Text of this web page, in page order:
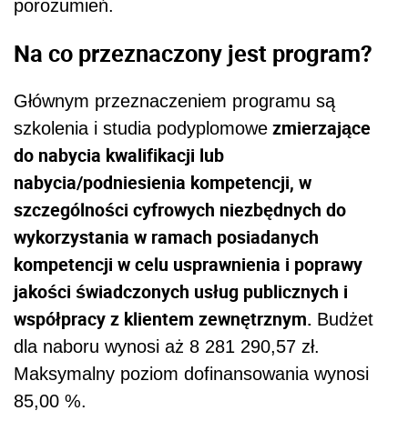
porozumień.
Na co przeznaczony jest program?
Głównym przeznaczeniem programu są
szkolenia i studia podyplomowe zmierzające
do nabycia kwalifikacji lub
nabycia/podniesienia kompetencji, w
szczególności cyfrowych niezbędnych do
wykorzystania w ramach posiadanych
kompetencji w celu usprawnienia i poprawy
jakości świadczonych usług publicznych i
współpracy z klientem zewnętrznym. Budżet
dla naboru wynosi aż 8 281 290,57 zł.
Maksymalny poziom dofinansowania wynosi
85,00 %.